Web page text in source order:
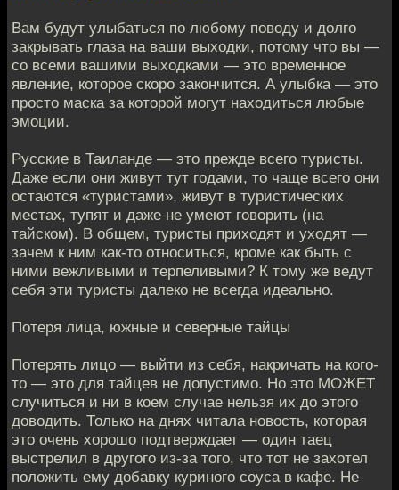
Вам будут улыбаться по любому поводу и долго
закрывать глаза на ваши выходки, потому что вы —
со всеми вашими выходками — это временное
явление, которое скоро закончится. А улыбка — это
просто маска за которой могут находиться любые
эмоции.
Русские в Таиланде — это прежде всего туристы.
Даже если они живут тут годами, то чаще всего они
остаются «туристами», живут в туристических
местах, тупят и даже не умеют говорить (на
тайском). В общем, туристы приходят и уходят —
зачем к ним как-то относиться, кроме как быть с
ними вежливыми и терпеливыми? К тому же ведут
себя эти туристы далеко не всегда идеально.
Потеря лица, южные и северные тайцы
Потерять лицо — выйти из себя, накричать на кого-
то — это для тайцев не допустимо. Но это МОЖЕТ
случиться и ни в коем случае нельзя их до этого
доводить. Только на днях читала новость, которая
это очень хорошо подтверждает — один таец
выстрелил в другого из-за того, что тот не захотел
положить ему добавку куриного соуса в кафе. Не